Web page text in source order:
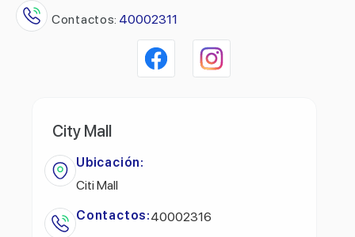
Contactos: 40002311
City Mall
Ubicación:
Citi Mall
Contactos:40002316